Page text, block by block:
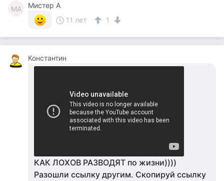
МА
Мистер А
11 лет
1
Константин
КАК ЛОХОВ РАЗВОДЯТ по жизни))))
Разошли ссылку другим. Скопируй ссылку